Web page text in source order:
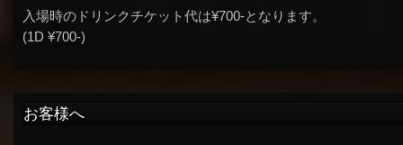
入場時のドリンクチケット代は¥700-となります。
(1D ¥700-)
お客様へ